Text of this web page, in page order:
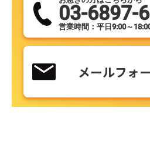
03-6897-
営業時間：平日9:00～
メールフォ